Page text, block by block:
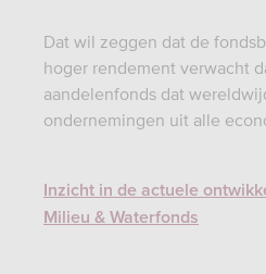
Dat wil zeggen dat de
hoger rendement verwacht
aandelenfonds dat
ondernemingen uit alle
Inzicht in de actuele
Milieu & Waterfonds